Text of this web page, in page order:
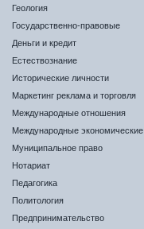
Геология
Государственно-правовые
Деньги и кредит
Естествознание
Исторические личности
Маркетинг реклама и торговля
Международные отношения
Международные экономические
Муниципальное право
Нотариат
Педагогика
Политология
Предпринимательство